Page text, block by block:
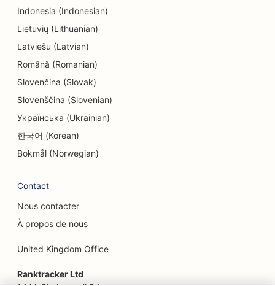
SEO pour les électriciens
SEO pour les nettoyeurs à sec
SEO pour les bureaux d'études
SEO pour les endodontistes
SEO pour les salles d'évasion
SEO pour les restaurants de la ferme à la table
SEO pour les services de lifting
SEO pour les restaurants familiaux
SEO pour la restauration rapide
Indonesia (Indonesian)
Lietuvių (Lithuanian)
Latviešu (Latvian)
Română (Romanian)
Slovenčina (Slovak)
Slovenščina (Slovenian)
Українська (Ukrainian)
한국어 (Korean)
Bokmål (Norwegian)
Contact
Nous contacter
À propos de nous
United Kingdom Office
Ranktracker Ltd